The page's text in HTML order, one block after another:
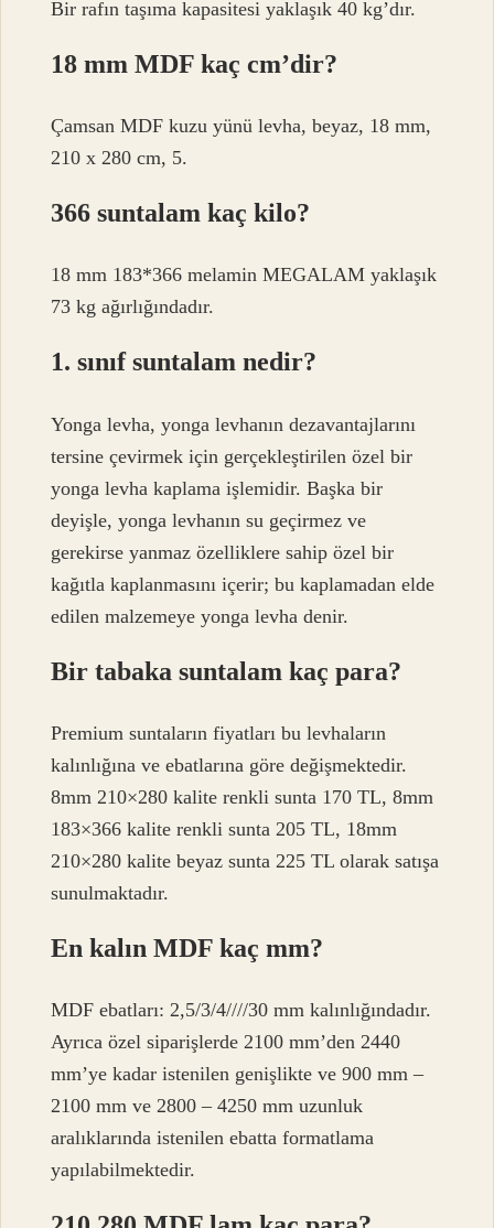
Bir rafın taşıma kapasitesi yaklaşık 40 kg’dır.
18 mm MDF kaç cm’dir?
Çamsan MDF kuzu yünü levha, beyaz, 18 mm,
210 x 280 cm, 5.
366 suntalam kaç kilo?
18 mm 183*366 melamin MEGALAM yaklaşık
73 kg ağırlığındadır.
1. sınıf suntalam nedir?
Yonga levha, yonga levhanın dezavantajlarını
tersine çevirmek için gerçekleştirilen özel bir
yonga levha kaplama işlemidir. Başka bir
deyişle, yonga levhanın su geçirmez ve
gerekirse yanmaz özelliklere sahip özel bir
kağıtla kaplanmasını içerir; bu kaplamadan elde
edilen malzemeye yonga levha denir.
Bir tabaka suntalam kaç para?
Premium suntaların fiyatları bu levhaların
kalınlığına ve ebatlarına göre değişmektedir.
8mm 210×280 kalite renkli sunta 170 TL, 8mm
183×366 kalite renkli sunta 205 TL, 18mm
210×280 kalite beyaz sunta 225 TL olarak satışa
sunulmaktadır.
En kalın MDF kaç mm?
MDF ebatları: 2,5/3/4////30 mm kalınlığındadır.
Ayrıca özel siparişlerde 2100 mm’den 2440
mm’ye kadar istenilen genişlikte ve 900 mm –
2100 mm ve 2800 – 4250 mm uzunluk
aralıklarında istenilen ebatta formatlama
yapılabilmektedir.